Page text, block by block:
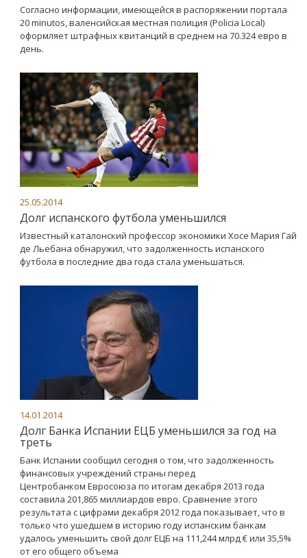
Согласно информации, имеющейся в распоряжении портала
20 minutos, валенсийская местная полиция (Policia Local)
оформляет штрафных квитанций в среднем на 70.324 евро в
день.
25.05.2014
Долг испанского футбола уменьшился
Известный каталонский профессор экономики Хосе Мария Гай
де Льебана обнаружил, что задолженность испанского
футбола в последние два года стала уменьшаться.
14.01.2014
Долг Банка Испании ЕЦБ уменьшился за год на
треть
Банк Испании сообщил сегодня о том, что задолженность
финансовых учреждений страны перед
Центробанком Евросоюза по итогам декабря 2013 года
составила 201,865 миллиардов евро. Сравнение этого
результата с цифрами декабря 2012 года показывает, что в
только что ушедшем в историю году испанским банкам
удалось уменьшить свой долг ЕЦБ на 111,244 млрд € или 35,5%
от его общего объема